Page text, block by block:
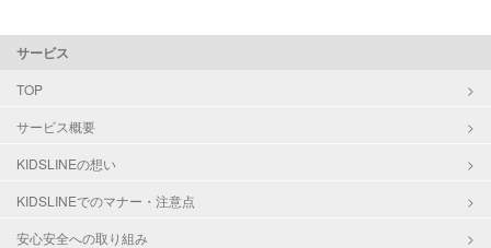
サービス
TOP
サービス概要
KIDSLINEの想い
KIDSLINEでのマナー・注意点
安心安全への取り組み